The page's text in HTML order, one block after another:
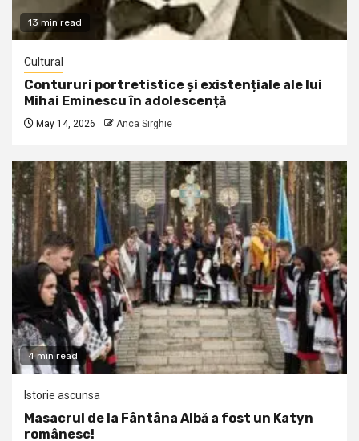
13 min read
Cultural
Contururi portretistice și existențiale ale lui
Mihai Eminescu în adolescență
May 14, 2026 Anca Sirghie
4 min read
Istorie ascunsa
Masacrul de la Fântâna Albă a fost un Katyn
românesc!